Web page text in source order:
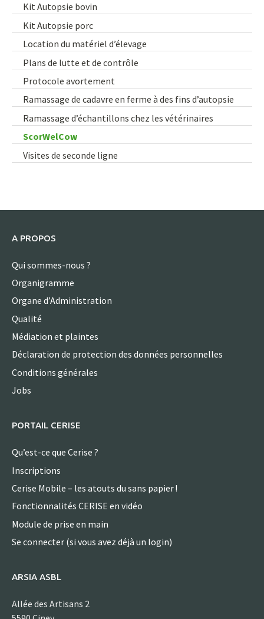
Kit Autopsie bovin
Kit Autopsie porc
Location du matériel d’élevage
Plans de lutte et de contrôle
Protocole avortement
Ramassage de cadavre en ferme à des fins d’autopsie
Ramassage d’échantillons chez les vétérinaires
ScorWelCow
Visites de seconde ligne
A PROPOS
Qui sommes-nous ?
Organigramme
Organe d’Administration
Qualité
Médiation et plaintes
Déclaration de protection des données personnelles
Conditions générales
Jobs
PORTAIL CERISE
Qu’est-ce que Cerise ?
Inscriptions
Cerise Mobile – les atouts du sans papier !
Fonctionnalités CERISE en vidéo
Module de prise en main
Se connecter (si vous avez déjà un login)
ARSIA ASBL
Allée des Artisans 2